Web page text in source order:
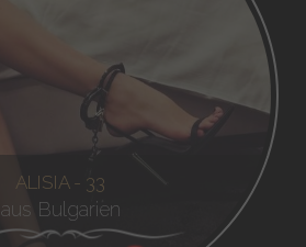
ALISIA - 33
aus Bulgarien